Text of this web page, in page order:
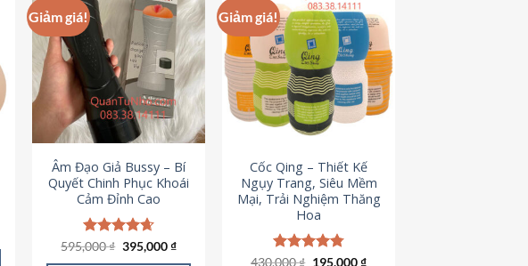
Giảm giá!
Âm Đạo Giả Bussy – Bí
Quyết Chinh Phục Khoái
Cảm Đỉnh Cao
Được xếp
595,000₫ Giá
395,000₫Giá
Giảm giá!
Cốc Qing – Thiết Kế
Ngụy Trang, Siêu Mềm
Mại, Trải Nghiệm Thăng
Hoa
Được xếp
430,000₫ Giá
195,000₫Giá